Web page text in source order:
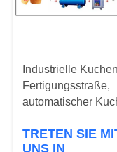
EIN
SITEMAP
POLICY
Industrielle
Fertigungsstraße,
automatischer
wirtschaftlich
TRETEN SIE
UNS IN